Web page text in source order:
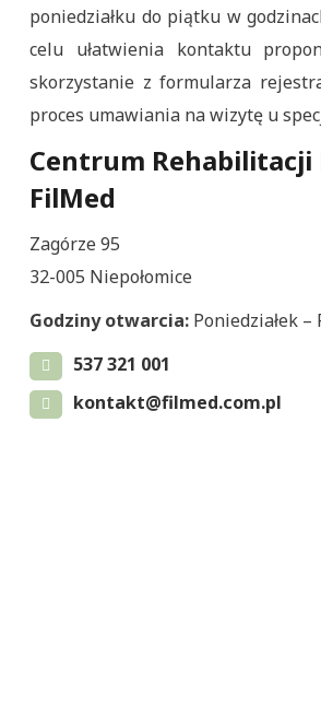
poniedziałku do piątku w
celu ułatwienia kontaktu
skorzystanie z formularza
proces umawiania na wizytę u
Centrum Rehabilitacji
FilMed
Zagórze 95
32-005 Niepołomice
Godziny otwarcia: Poniedziałek –
537 321 001
kontakt@filmed.com.pl